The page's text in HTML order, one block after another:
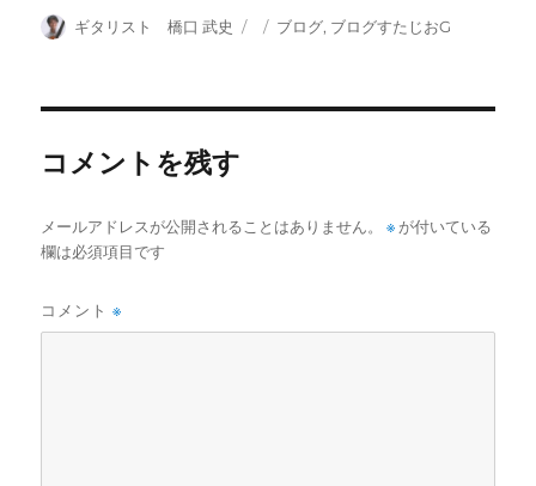
投
ギタリスト 橋口 武史
投 カ
ブログ, ブログすたじおG
コメントを残す
メールアドレスが公開されることはありません。 ※ が付いている
欄は必須項目です
コメント※